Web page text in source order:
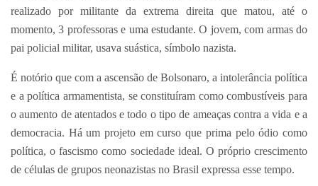
realizado por militante da extrema direita que matou, até o
momento, 3 professoras e uma estudante. O jovem, com armas do
pai policial militar, usava suástica, símbolo nazista.
É notório que com a ascensão de Bolsonaro, a intolerância política
e a política armamentista, se constituíram como combustíveis para
o aumento de atentados e todo o tipo de ameaças contra a vida e a
democracia. Há um projeto em curso que prima pelo ódio como
política, o fascismo como sociedade ideal. O próprio crescimento
de células de grupos neonazistas no Brasil expressa esse tempo.